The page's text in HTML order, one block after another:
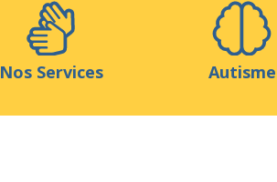
Nos Services Autisme